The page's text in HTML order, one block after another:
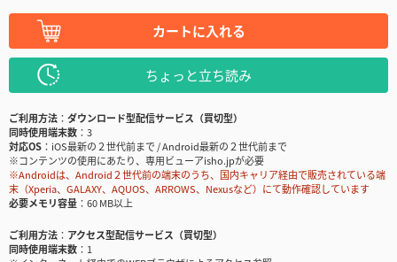
カートに入れる
ちょっと立ち読み
ご利用方法
ダウンロード型配信サービス（買切型）
同時使用端末数
3
対応OS
iOS最新の２世代前まで / Android最新の２世代前まで
※コンテンツの使用にあたり、専用ビューアisho.jpが必要
※Androidは、Android２世代前の端末のうち、国内キャリア経由で販売されている端
末（Xperia、GALAXY、AQUOS、ARROWS、Nexusなど）にて動作確認しています
必要メモリ容量
60 MB以上
ご利用方法
アクセス型配信サービス（買切型）
同時使用端末数
1